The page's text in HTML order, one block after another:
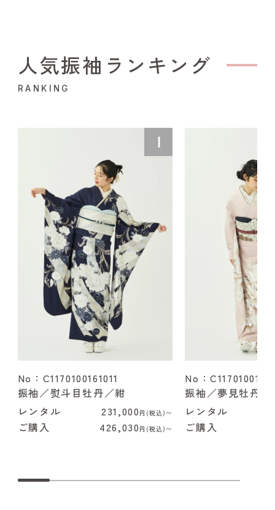
人気振袖ランキング
RANKING
No：C1170100161011
振袖／熨斗目牡丹／紺
レンタル
231,000 円(税込)〜
ご購入 426,030 円(税込)〜
No：
振袖／夢見牡丹／
レンタル
ご購入